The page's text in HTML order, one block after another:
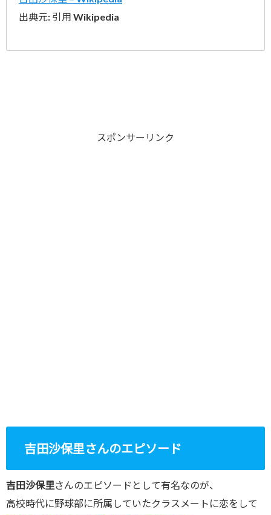
出典元: 引用 Wikipedia
スポンサーリンク
吉田沙保里さんのエピソード
吉田沙保里さんのエピソードとして有名なのが、
高校時代に野球部に所属していたクラスメートに恋をして